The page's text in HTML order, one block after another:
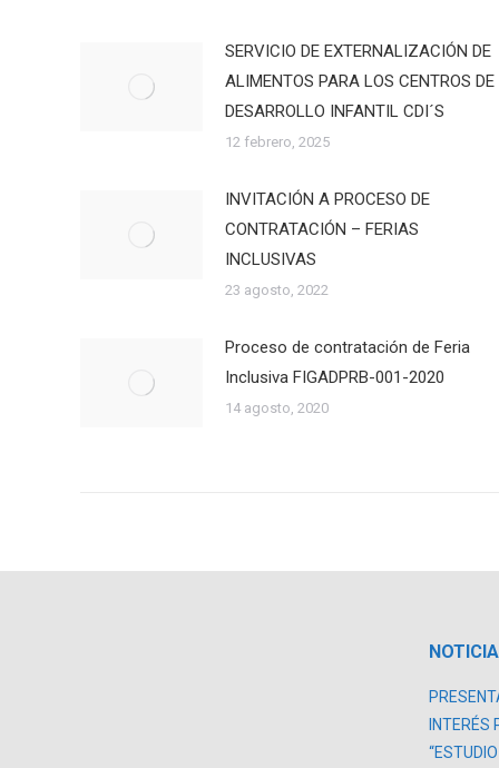
SERVICIO DE EXTERNALIZACIÓN DE
ALIMENTOS PARA LOS CENTROS DE
DESARROLLO INFANTIL CDI´S
12 febrero, 2025
INVITACIÓN A PROCESO DE
CONTRATACIÓN – FERIAS
INCLUSIVAS
23 agosto, 2022
Proceso de contratación de Feria
Inclusiva FIGADPRB-001-2020
14 agosto, 2020
INTERÉS